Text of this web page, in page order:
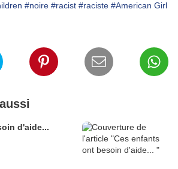
#noire #racist #raciste #American Girl
d'aide...